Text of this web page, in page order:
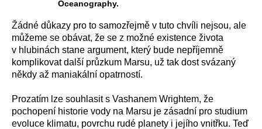
Oceanography.
Žádné důkazy pro to samozřejmě v tuto chvíli nejsou, ale
můžeme se obávat, že se z možné existence života
v hlubinách stane argument, který bude nepříjemně
komplikovat další průzkum Marsu, už tak dost svázaný
někdy až maniakální opatrností.
Prozatím lze souhlasit s Vashanem Wrightem, že
pochopení historie vody na Marsu je zásadní pro studium
evoluce klimatu, povrchu rudé planety i jejího vnitřku. Teď